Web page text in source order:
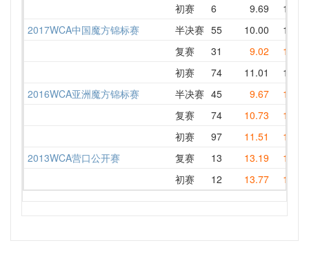
初赛
6 9.69
11.03
2017WCA中国魔方锦标赛
半决赛 55 10.00
11.68
复赛
31 9.02
10.18
初赛
74 11.01
11.95
2016WCA亚洲魔方锦标赛
半决赛 45 9.67
10.82
复赛
74 10.73
11.81
初赛
97 11.51
12.37
2013WCA营口公开赛
复赛 13 13.19
15.64
初赛
12 13.77 15.95